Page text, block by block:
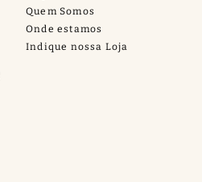
Quem Somos
Onde estamos
Indique nossa Loja